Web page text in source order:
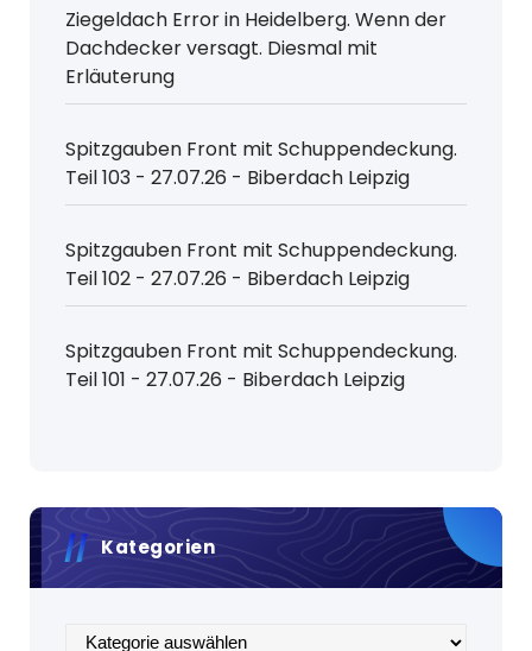
Ziegeldach Error in Heidelberg. Wenn der
Dachdecker versagt. Diesmal mit
Erläuterung
Spitzgauben Front mit Schuppendeckung.
Teil 103 - 27.07.26 - Biberdach Leipzig
Spitzgauben Front mit Schuppendeckung.
Teil 102 - 27.07.26 - Biberdach Leipzig
Spitzgauben Front mit Schuppendeckung.
Teil 101 - 27.07.26 - Biberdach Leipzig
Kategorien
Kategorien